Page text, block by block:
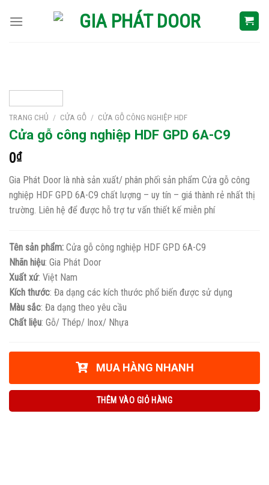
TRANG CHỦ / CỬA GỖ / CỬA GỖ CÔNG NGHIỆP HDF
Cửa gỗ công nghiệp HDF GPD 6A-C9
0₫
Gia Phát Door là nhà sản xuất/ phân phối sản phẩm Cửa gỗ công
nghiệp HDF GPD 6A-C9 chất lượng – uy tín – giá thành rẻ nhất thị
trường. Liên hệ để được hỗ trợ tư vấn thiết kế miễn phí
Tên sản phẩm: Cửa gỗ công nghiệp HDF GPD 6A-C9
Nhãn hiệu: Gia Phát Door
Xuất xứ: Việt Nam
Kích thước: Đa dạng các kích thước phổ biến được sử dụng
Màu sắc: Đa dạng theo yêu cầu
Chất liệu: Gỗ/ Thép/ Inox/ Nhựa
MUA HÀNG NHANH
THÊM VÀO GIỎ HÀNG